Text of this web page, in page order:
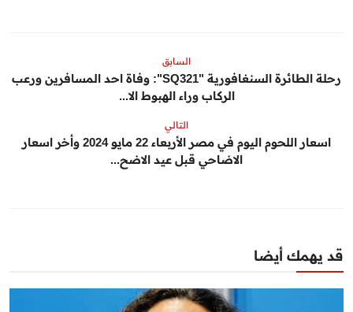
السابق
رحلة الطائرة السنغافورية "SQ321": وفاة احد المسافرين ورعب
الركاب وراء الهبوط الا...
التالي
اسعار اللحوم اليوم في مصر الأربعاء 22 مايو 2024 وأخر اسعار
الاضاحي قبل عيد الاضح...
قد يهمك أيضا